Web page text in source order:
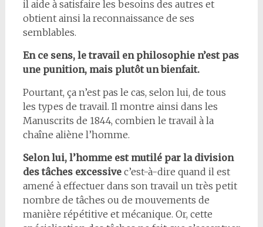
il aide à satisfaire les besoins des autres et
obtient ainsi la reconnaissance de ses
semblables.
En ce sens, le travail en philosophie n’est pas
une punition, mais plutôt un bienfait.
Pourtant, ça n’est pas le cas, selon lui, de tous
les types de travail. Il montre ainsi dans les
Manuscrits de 1844, combien le travail à la
chaîne aliène l’homme.
Selon lui, l’homme est mutilé par la division
des tâches excessivec’est-à-dire quand il est
amené à effectuer dans son travail un très petit
nombre de tâches ou de mouvements de
manière répétitive et mécanique. Or, cette